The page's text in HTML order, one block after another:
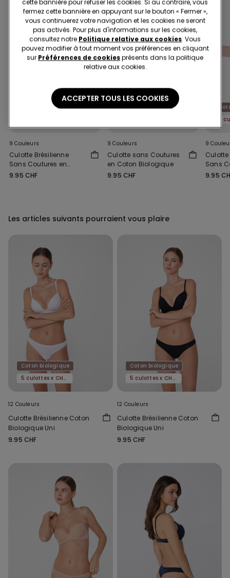
Coton biologique
9 Couleurs
Culotte Brésilienne
Sans Coutures en
Coton Biologique
9.95 CHF
Coton biologique
9 Couleurs
Culotte sans Coutures
en Coton Biologique
9.95 CHF
9
Culotte
Sans
Coton
9.95
Les articles suivants pourraient vous plaire
Coton biologique
5 culottes x CHF 29.90
12 Couleurs
Culotte Brésilienne Coton
Biologique Uni
9.95 CHF
Coton biologique
5 culottes x CHF 29.90
12 Couleurs
Culotte Brésilienne Coton
Biologique Uni
9.95 CHF
cette bannière pour refuser les cookies. Si au contraire, vous
fermez cette bannière en appuyant sur le bouton « Fermer »,
vous continuerez votre navigation et les cookies ne seront
pas activés. Pour plus d'informations sur les cookies,
consultez notre Politique relative aux cookies. Vous
pouvez modifier à tout moment vos préférences en cliquant
sur Préférences de cookiesprésents dans la politique
relative aux cookies.
ACCEPTER TOUS LES COOKIES